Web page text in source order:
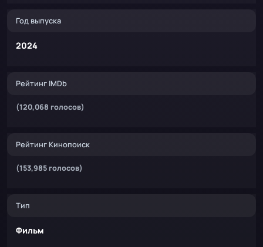
Год выпуска
2024
Рейтинг IMDb
(120,068 голосов)
Рейтинг Кинопоиск
(153,985 голосов)
Тип
Фильм